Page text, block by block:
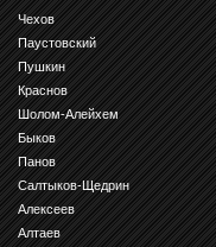
Чехов
Паустовский
Пушкин
Краснов
Шолом-Алейхем
Быков
Панов
Салтыков-Щедрин
Алексеев
Алтаев